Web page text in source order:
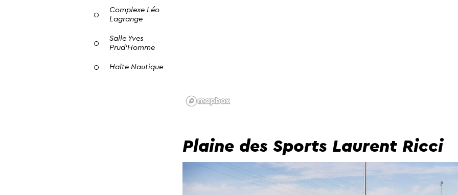
Complexe Léo
Lagrange
Salle Yves
Prud’Homme
Halte Nautique
Plaine des Sports Laurent Ricci